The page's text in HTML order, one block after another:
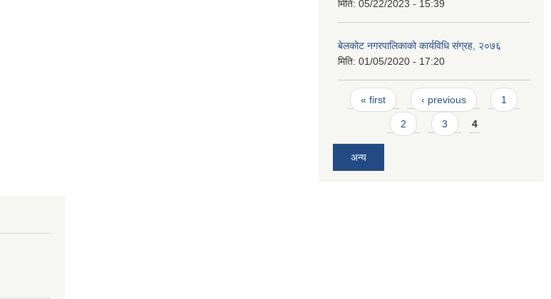
मिति: 05/22/2023 - 15:39
बेलकोट नगरपालिकाको कार्यविधि संग्रह, २०७६
मिति: 01/05/2020 - 17:20
Pages
« first ‹ previous 1
2 3 4
अन्य